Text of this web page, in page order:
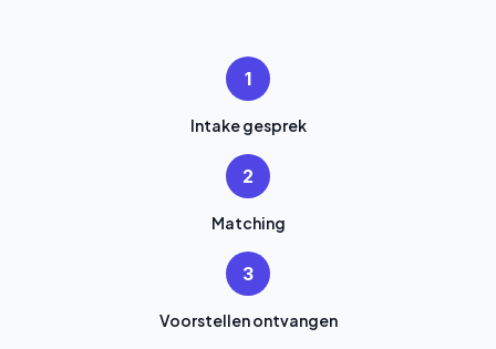
1
Intake gesprek
2
Matching
3
Voorstellen ontvangen